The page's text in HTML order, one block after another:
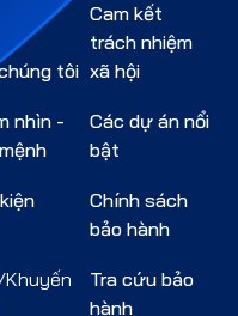
tôi
nhìn -
Cam kết
trách nhiệm
xã hội
Các dự án nổi
bật
Chính sách
bảo hành
Tra cứu bảo
hành